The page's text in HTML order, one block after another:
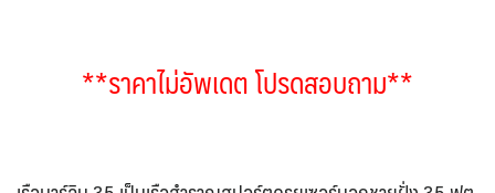
PHL ฟิลิปปินส์ 1 SAU ซาอุดิอาระเบีย
ISL ไอซ์แลนด์ 4
NLD เนเธอร์แลนด์ 0 NOR นอร์เวย์ 3
**ราคาไม่อัพเดต โปรดสอบถาม**